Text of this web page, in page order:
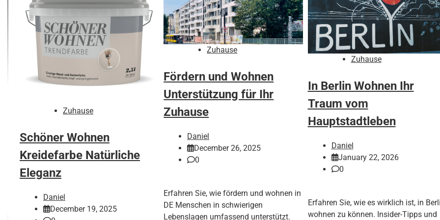
Zuhause
Schöner Wohnen
Kreidefarbe Natürliche
Eleganz
Daniel
December 19, 2025
Zuhause
Fördern und Wohnen
Unterstützung für Ihr
Zuhause
Daniel
December 26, 2025
0
Erfahren Sie, wie fördern und wohnen in
DE Menschen in schwierigen
Lebenslagen umfassend unterstützt.
Zuhause
In Berlin Wohnen Ihr
Traum vom
Hauptstadtleben
Daniel
January 22, 2026
0
Erfahren Sie, wie es wirklich ist, in
wohnen zu können. Insider-Tipps und